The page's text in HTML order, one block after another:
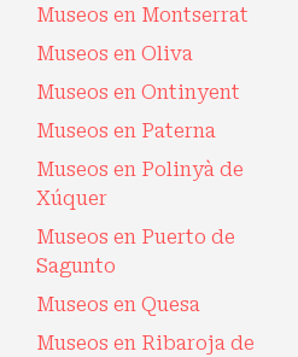
Museos en Montserrat
Museos en Oliva
Museos en Ontinyent
Museos en Paterna
Museos en Polinyà de
Xúquer
Museos en Puerto de
Sagunto
Museos en Quesa
Museos en Ribaroja de